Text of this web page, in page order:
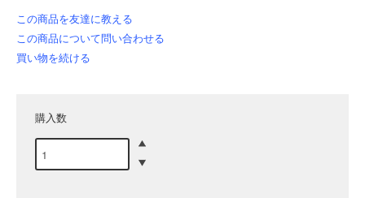
この商品を友達に教える
この商品について問い合わせる
買い物を続ける
購入数